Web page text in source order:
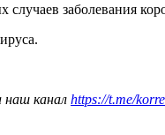
случаев заболевания
наш канал https://t.me/